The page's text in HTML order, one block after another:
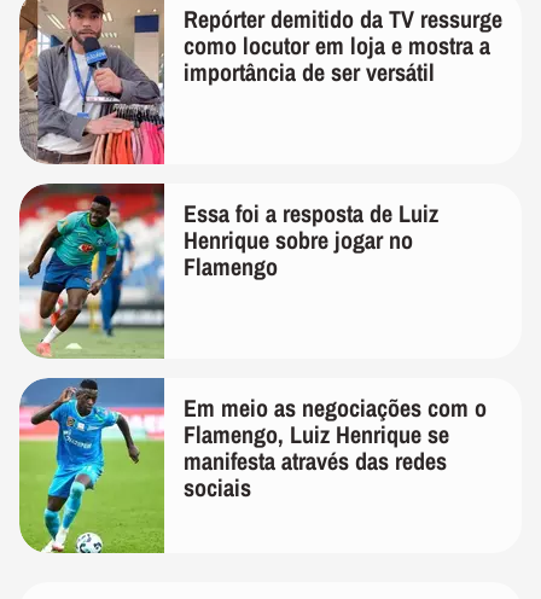
Repórter demitido da TV ressurge
como locutor em loja e mostra a
importância de ser versátil
Essa foi a resposta de Luiz
Henrique sobre jogar no
Flamengo
Em meio as negociações com o
Flamengo, Luiz Henrique se
manifesta através das redes
sociais